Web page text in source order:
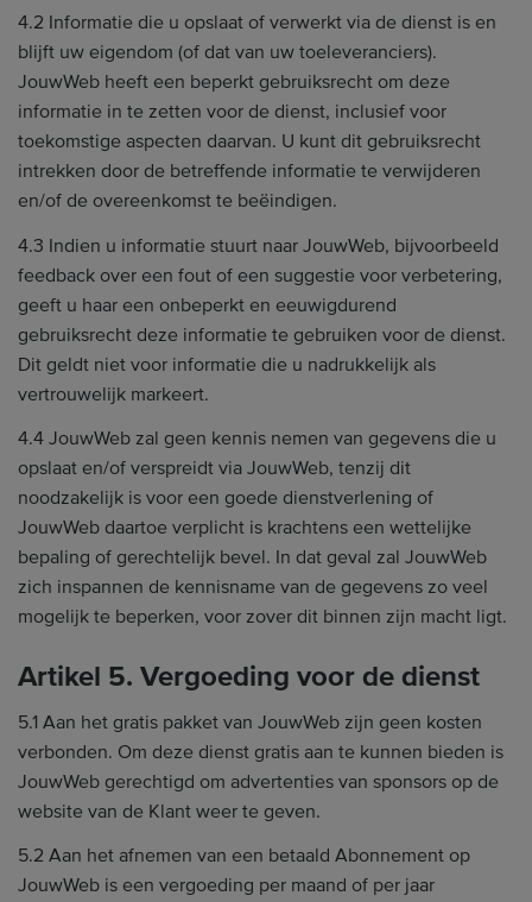
4.2 Informatie die u opslaat of verwerkt via de dienst is en
blijft uw eigendom (of dat van uw toeleveranciers).
JouwWeb heeft een beperkt gebruiksrecht om deze
informatie in te zetten voor de dienst, inclusief voor
toekomstige aspecten daarvan. U kunt dit gebruiksrecht
intrekken door de betreffende informatie te verwijderen
en/of de overeenkomst te beëindigen.
4.3 Indien u informatie stuurt naar JouwWeb, bijvoorbeeld
feedback over een fout of een suggestie voor verbetering,
geeft u haar een onbeperkt en eeuwigdurend
gebruiksrecht deze informatie te gebruiken voor de dienst.
Dit geldt niet voor informatie die u nadrukkelijk als
vertrouwelijk markeert.
4.4 JouwWeb zal geen kennis nemen van gegevens die u
opslaat en/of verspreidt via JouwWeb, tenzij dit
noodzakelijk is voor een goede dienstverlening of
JouwWeb daartoe verplicht is krachtens een wettelijke
bepaling of gerechtelijk bevel. In dat geval zal JouwWeb
zich inspannen de kennisname van de gegevens zo veel
mogelijk te beperken, voor zover dit binnen zijn macht ligt.
Artikel 5. Vergoeding voor de dienst
5.1 Aan het gratis pakket van JouwWeb zijn geen kosten
verbonden. Om deze dienst gratis aan te kunnen bieden is
JouwWeb gerechtigd om advertenties van sponsors op de
website van de Klant weer te geven.
5.2 Aan het afnemen van een betaald Abonnement op
JouwWeb is een vergoeding per maand of per jaar